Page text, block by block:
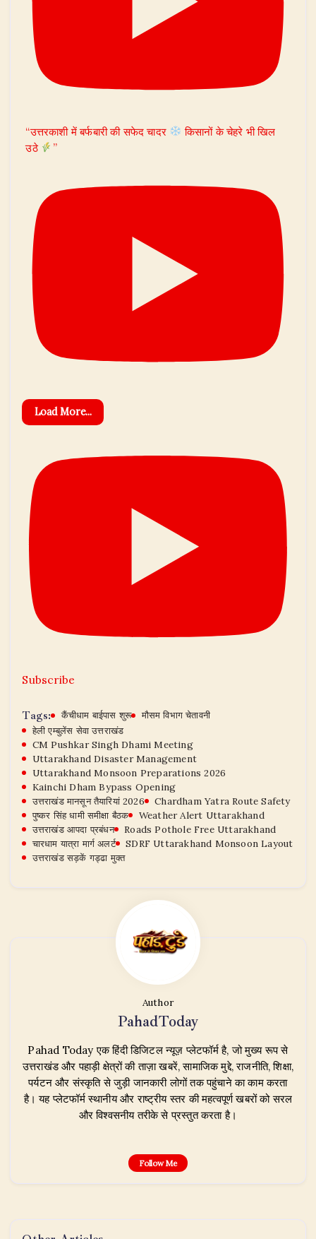
“उत्तरकाशी में बर्फबारी की सफेद चादर
किसानों के चेहरे भी खिल
उठे
”
Load More...
Subscribe
Tags: कैंचीधाम बाईपास शुरू
मौसम विभाग चेतावनी
हेली एम्बुलेंस सेवा उत्तराखंड
CM Pushkar Singh Dhami Meeting
Uttarakhand Disaster Management
Uttarakhand Monsoon Preparations 2026
Kainchi Dham Bypass Opening
उत्तराखंड मानसून तैयारियां 2026
Chardham Yatra Route Safety
पुष्कर सिंह धामी समीक्षा बैठक
Weather Alert Uttarakhand
उत्तराखंड आपदा प्रबंधन
Roads Pothole Free Uttarakhand
चारधाम यात्रा मार्ग अलर्ट
SDRF Uttarakhand Monsoon Layout
उत्तराखंड सड़कें गड्ढा मुक्त
Author
PahadToday
Pahad Today एक हिंदी डिजिटल न्यूज़ प्लेटफॉर्म है, जो मुख्य रूप से
उत्तराखंड और पहाड़ी क्षेत्रों की ताज़ा खबरें, सामाजिक मुद्दे, राजनीति, शिक्षा,
पर्यटन और संस्कृति से जुड़ी जानकारी लोगों तक पहुंचाने का काम करता
है। यह प्लेटफॉर्म स्थानीय और राष्ट्रीय स्तर की महत्वपूर्ण खबरों को सरल
और विश्वसनीय तरीके से प्रस्तुत करता है।
Follow Me